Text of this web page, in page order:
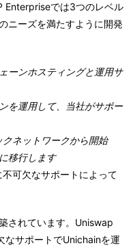
Enterpriseでは3つのレベル
ニーズを満たすように開発
ーンホスティングと運用サ
を運用して、当社がサポー
ネットワークから開始
移行します
可欠なサポートによって
されています。Uniswap
なサポートでUnichainを運